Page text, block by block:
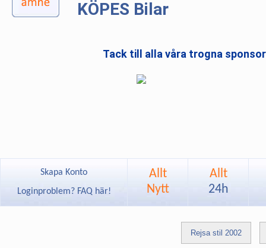
KÖPES Bilar
Tack till alla våra trogna
Skapa Konto
Loginproblem? FAQ här!
Allt
Nytt
Allt
24h
Rejsa stil 2002